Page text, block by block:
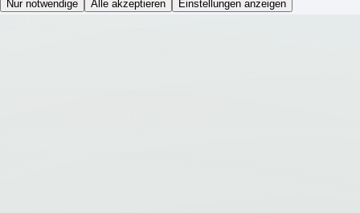
Nur notwendige Alle akzeptieren Einstellungen anzeigen